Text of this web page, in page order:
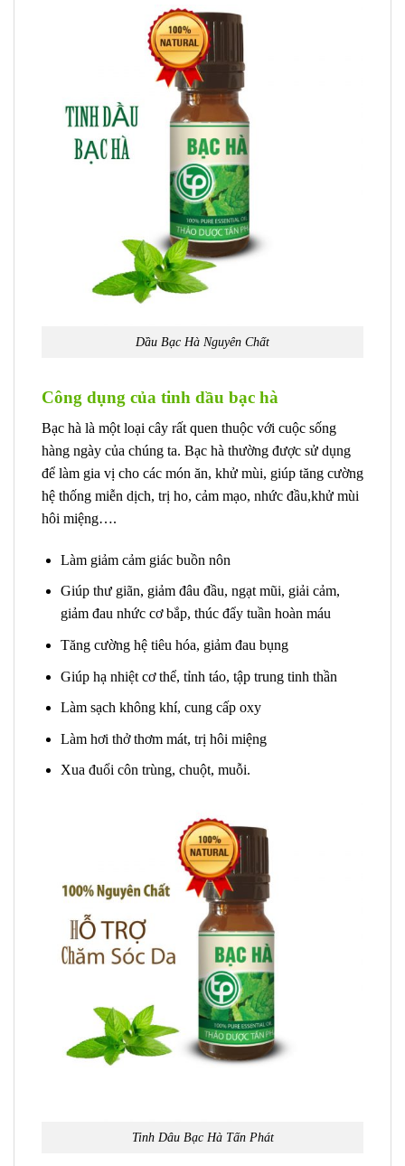
Dầu Bạc Hà Nguyên Chất
Công dụng của tinh dầu bạc hà
Bạc hà là một loại cây rất quen thuộc với cuộc sống
hàng ngày của chúng ta. Bạc hà thường được sử dụng
để làm gia vị cho các món ăn, khử mùi, giúp tăng cường
hệ thống miễn dịch, trị ho, cảm mạo, nhức đầu,khử mùi
hôi miệng….
Làm giảm cảm giác buồn nôn
Giúp thư giãn, giảm đâu đầu, ngạt mũi, giải cảm,
giảm đau nhức cơ bắp, thúc đẩy tuần hoàn máu
Tăng cường hệ tiêu hóa, giảm đau bụng
Giúp hạ nhiệt cơ thể, tỉnh táo, tập trung tinh thần
Làm sạch không khí, cung cấp oxy
Làm hơi thở thơm mát, trị hôi miệng
Xua đuổi côn trùng, chuột, muỗi.
Tinh Dâu Bạc Hà Tấn Phát